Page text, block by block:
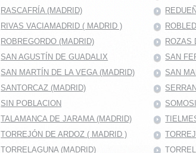
RASCAFRÍA (MADRID)
RIVAS VACIAMADRID ( MADRID )
ROBREGORDO (MADRID)
ROZAS
SAN AGUSTÍN DE GUADALIX
SAN
SAN MARTÍN DE LA VEGA (MADRID)
SAN
SANTORCAZ (MADRID)
SIN POBLACION
TALAMANCA DE JARAMA (MADRID)
TORREJÓN DE ARDOZ ( MADRID )
TORRELAGUNA (MADRID)